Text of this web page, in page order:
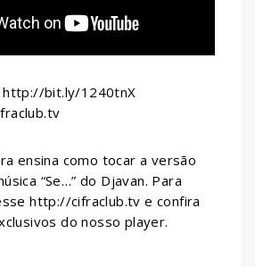
http://bit.ly/1240tnX
ensina como tocar a versão
“Se…” do Djavan. Para
http://cifraclub.tv e confira
do nosso player.